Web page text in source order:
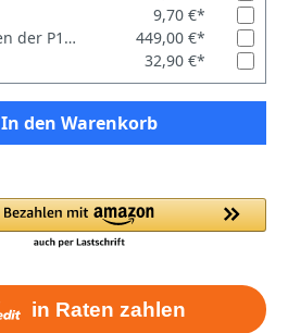
9,70 €*
Trolly für EffeUno-Pizzaöfen der P134-Serie
449,00 €*
32,90 €*
In den Warenkorb